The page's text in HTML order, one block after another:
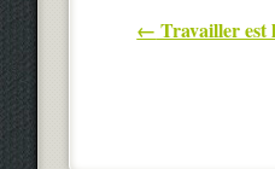
Post
← Travailler est